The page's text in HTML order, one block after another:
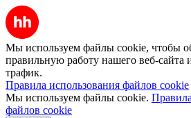
Мы используем файлы cookie, чтобы
правильную работу нашего веб-сайта
трафик.
Правила использования файлов cookie
Мы используем файлы cookie.
файлов cookie